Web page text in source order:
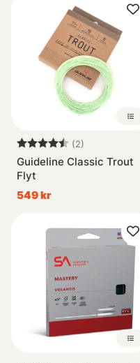
Betyg: (2)
4.5 utav 5
Guideline Classic Trout
Flyt
549 kr